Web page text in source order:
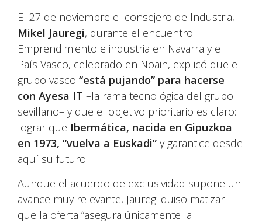
El 27 de noviembre el consejero de Industria,
Mikel Jauregi, durante el encuentro
Emprendimiento e industria en Navarra y el
País Vasco, celebrado en Noain, explicó que el
grupo vasco “está pujando” para hacerse
con Ayesa IT –la rama tecnológica del grupo
sevillano– y que el objetivo prioritario es claro:
lograr que Ibermática, nacida en Gipuzkoa
en 1973, “vuelva a Euskadi” y garantice desde
aquí su futuro.
Aunque el acuerdo de exclusividad supone un
avance muy relevante, Jauregi quiso matizar
que la oferta “asegura únicamente la